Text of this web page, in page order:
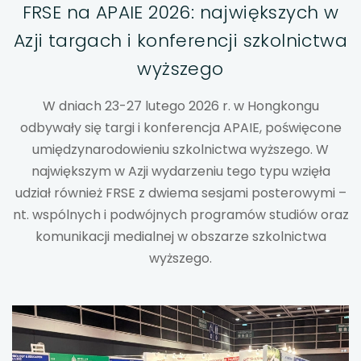
uwaga, link otwiera się w nowej karcie
uwaga, link otwiera się w nowej karcie
uwaga, link otwiera się w nowej karcie
uwaga, link otwiera się w nowej karcie
uwaga, link otwiera się w nowej karcie
uwaga, link otwiera się w nowej karcie
uwaga, link otwiera się w nowej karcie
uwaga, link otwiera się w nowej karcie
uwaga, link otwiera się w nowej karcie
FRSE na APAIE 2026: największych w
Azji targach i konferencji szkolnictwa
wyższego
W dniach 23-27 lutego 2026 r. w Hongkongu
odbywały się targi i konferencja APAIE, poświęcone
umiędzynarodowieniu szkolnictwa wyższego. W
największym w Azji wydarzeniu tego typu wzięła
udział również FRSE z dwiema sesjami posterowymi –
nt. wspólnych i podwójnych programów studiów oraz
komunikacji medialnej w obszarze szkolnictwa
wyższego.